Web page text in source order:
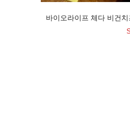
바이오라이프 체다 비건